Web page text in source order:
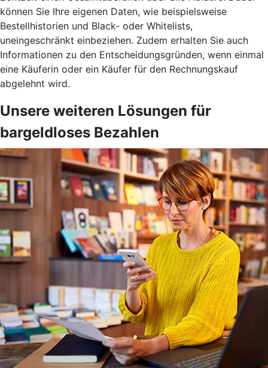
können Sie Ihre eigenen Daten, wie beispielsweise
Bestellhistorien und Black- oder Whitelists,
uneingeschränkt einbeziehen. Zudem erhalten Sie auch
Informationen zu den Entscheidungsgründen, wenn einmal
eine Käuferin oder ein Käufer für den Rechnungskauf
abgelehnt wird.
Unsere weiteren Lösungen für
bargeldloses Bezahlen